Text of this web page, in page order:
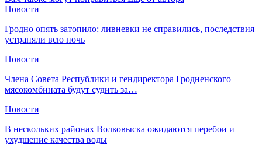
Новости
Гродно опять затопило: ливневки не справились, последствия
устраняли всю ночь
Новости
Члена Совета Республики и гендиректора Гродненского
мясокомбината будут судить за…
Новости
В нескольких районах Волковыска ожидаются перебои и
ухудшение качества воды